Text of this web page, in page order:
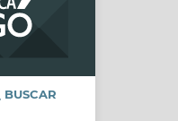
BUSCAR